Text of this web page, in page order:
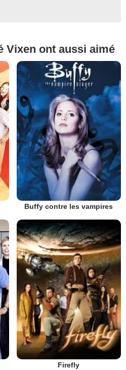
Vixen ont aussi aimé
Buffy contre les vampires
Firefly